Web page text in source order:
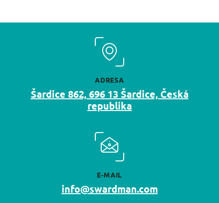
ADRESA
Šardice 862, 696 13 Šardice, Česká
republika
E-MAIL
info@swardman.com